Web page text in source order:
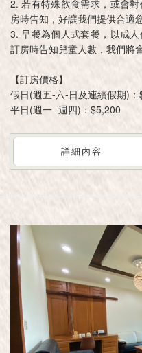
2. 若有特殊飲食需求，或會
房時告知，好讓我們提供合適
3. 早餐為個人式套餐，以成
訂房時告知兒童人數，我們將
【訂房價格】
假日(週五-六-日及連續假期)：
平日(週一 -週四)：$5,200
詳細內容